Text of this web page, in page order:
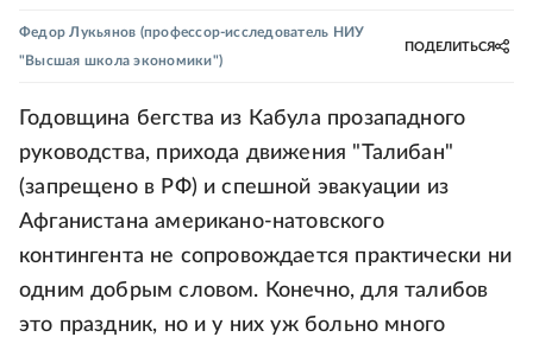
Федор Лукьянов (профессор-исследователь НИУ
"Высшая школа экономики")
ПОДЕЛИТЬСЯ
Годовщина бегства из Кабула прозападного
руководства, прихода движения "Талибан"
(запрещено в РФ) и спешной эвакуации из
Афганистана американо-натовского
контингента не сопровождается практически ни
одним добрым словом. Конечно, для талибов
это праздник, но и у них уж больно много